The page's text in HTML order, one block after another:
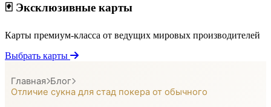
🃏 Эксклюзивные карты
Карты премиум-класса от ведущих мировых производителей
Выбрать карты
Главная Блог
Отличие сукна для стад покера от обычного